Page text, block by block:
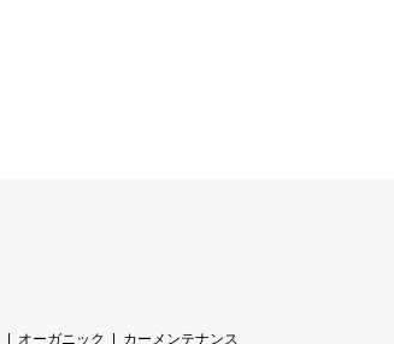
オーガニック カーメンテナンス